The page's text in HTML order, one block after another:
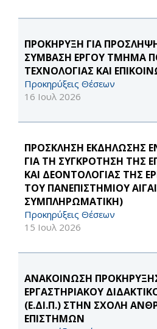
ΠΡΟΚΗΡΥΞΗ ΓΙΑ
ΣΥΜΒΑΣΗ ΕΡΓΟΥ ΤΜΗΜΑ
ΤΕΧΝΟΛΟΓΙΑΣ ΚΑΙ
Προκηρύξεις Θέσεων
16 Ιουλ 2026
ΠΡΟΣΚΛΗΣΗ ΕΚΔΗΛΩΣΗΣ
ΓΙΑ ΤΗ ΣΥΓΚΡΟΤΗΣΗ ΤΗΣ
ΚΑΙ ΔΕΟΝΤΟΛΟΓΙΑΣ ΤΗΣ
ΤΟΥ ΠΑΝΕΠΙΣΤΗΜΙΟΥ
ΣΥΜΠΛΗΡΩΜΑΤΙΚΗ)
Προκηρύξεις Θέσεων
15 Ιουλ 2026
ΑΝΑΚΟΙΝΩΣΗ
ΕΡΓΑΣΤΗΡΙΑΚΟΥ
(Ε.ΔΙ.Π.) ΣΤΗΝ ΣΧΟΛΗ
ΕΠΙΣΤΗΜΩΝ